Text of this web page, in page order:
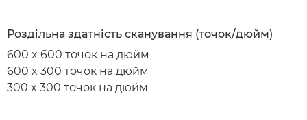
Роздільна здатність сканування (точок/дюйм)
600 x 600 точок на дюйм
600 x 300 точок на дюйм
300 x 300 точок на дюйм